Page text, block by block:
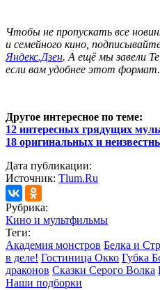
Чтобы не пропускать все
и семейного кино,
Яндекс.Дзен. А ещё мы завели
если вам удобнее этот формат.
Другое интересное по теме:
12 интересных грядущих
18 оригинальных и
Дата публикации:
Источник: Tlum.Ru
Рубрика:
Кино и мультфильмы
Теги:
Академия монстров Белка и
в деле! Гостиница Окко Губка
драконов Сказки Серого Волка
Наши подборки